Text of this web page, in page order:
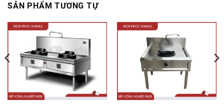
SẢN PHẨM TƯƠNG TỰ